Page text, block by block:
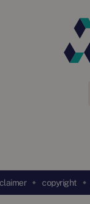
copyright